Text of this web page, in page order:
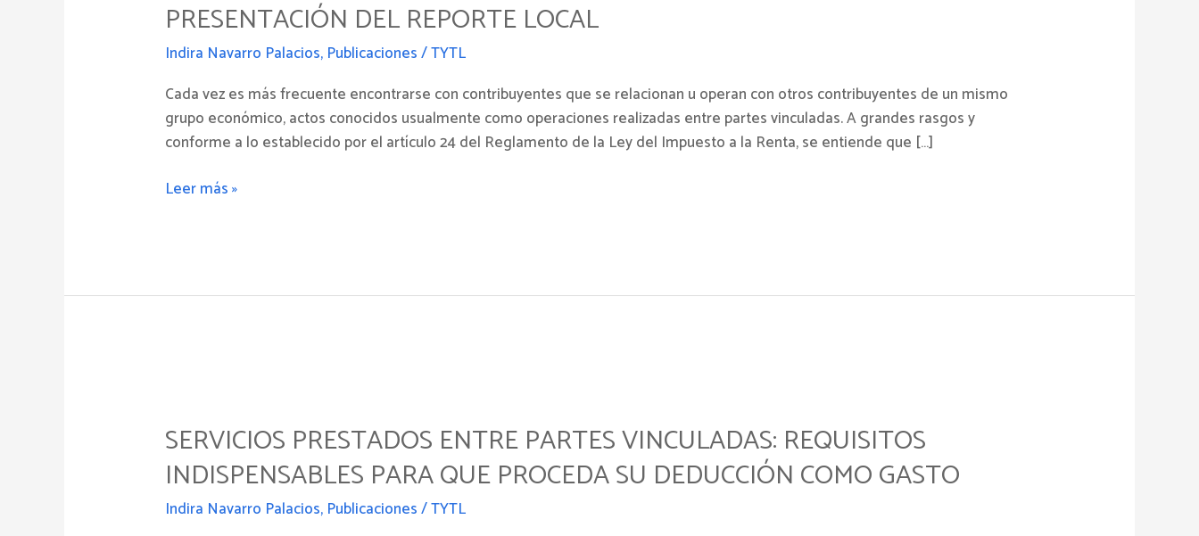
PRESENTACIÓN DEL REPORTE LOCAL
Indira Navarro Palacios, Publicaciones/TYTL
Cada vez es más frecuente encontrarse con contribuyentes que se relacionan u operan con otros contribuyentes de un mismo
grupo económico, actos conocidos usualmente como operaciones realizadas entre partes vinculadas. A grandes rasgos y
conforme a lo establecido por el artículo 24 del Reglamento de la Ley del Impuesto a la Renta, se entiende que […]
entre
partes
vinculadas:
Próximo
vencimiento
del
para
Leer más »
SERVICIOS PRESTADOS ENTRE PARTES VINCULADAS: REQUISITOS
INDISPENSABLES PARA QUE PROCEDA SU DEDUCCIÓN COMO GASTO
Indira Navarro Palacios, Publicaciones/TYTL
entre
partes
vinculadas:
Requisitos